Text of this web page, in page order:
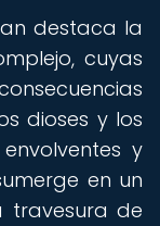
destaca la
cuyas
dioses y los
y
en un
travesura de